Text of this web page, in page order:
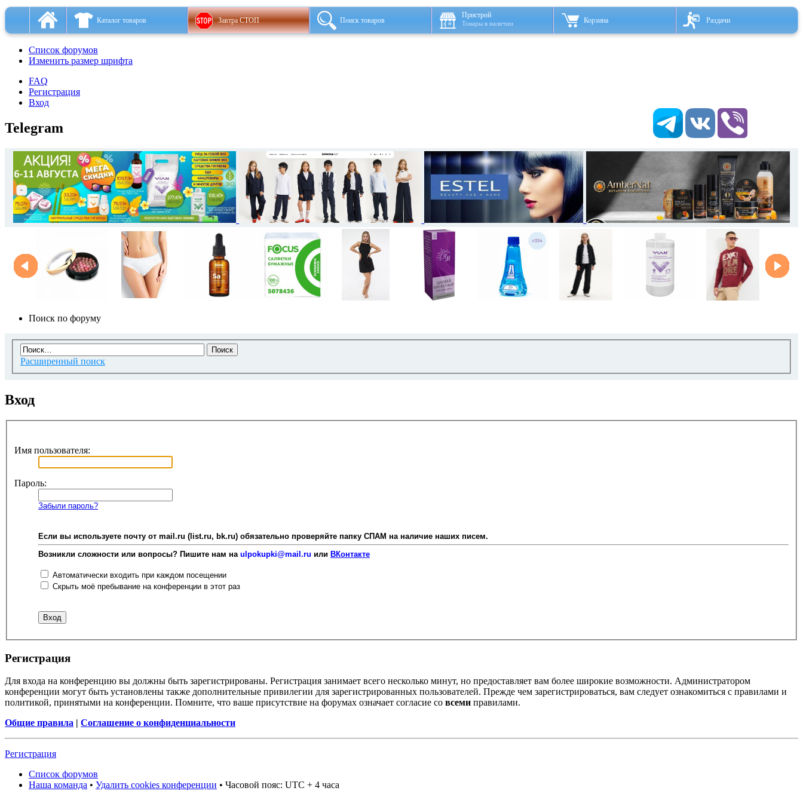
Каталог товаров Завтра СТОП Поиск товаров
Пристрой
Товары в наличии Корзина Раздачи
Список форумов
Изменить размер шрифта
FAQ
Регистрация
Вход
Telegram
Поиск по форуму
Расширенный поиск
Вход
Имя пользователя:
Пароль:
Забыли пароль?
Если вы используете почту от mail.ru (list.ru, bk.ru) обязательно проверяйте папку СПАМ на наличие наших писем.
Возникли сложности или вопросы? Пишите нам на ulpokupki@mail.ru или ВКонтакте
Автоматически входить при каждом посещении
Скрыть моё пребывание на конференции в этот раз
Регистрация
Для входа на конференцию вы должны быть зарегистрированы. Регистрация занимает всего несколько минут, но предоставляет вам более широкие возможности. Администратором
конференции могут быть установлены также дополнительные привилегии для зарегистрированных пользователей. Прежде чем зарегистрироваться, вам следует ознакомиться с правилами и
политикой, принятыми на конференции. Помните, что ваше присутствие на форумах означает согласие со всеми правилами.
Общие правила | Соглашение о конфиденциальности
Регистрация
Список форумов
Наша команда • Удалить cookies конференции • Часовой пояс: UTC + 4 часа